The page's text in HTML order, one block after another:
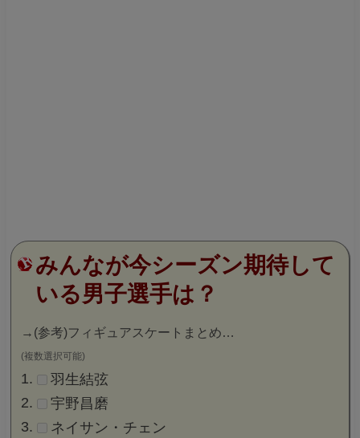
みんなが今シーズン期待して
いる男子選手は？
→ (参考)フィギュアスケートまとめ…
(複数選択可能)
羽生結弦
宇野昌磨
ネイサン・チェン